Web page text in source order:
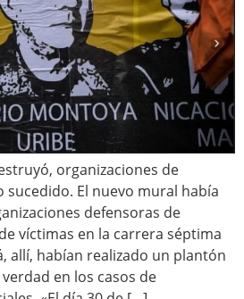
organizaciones de
sucedido. El nuevo mural había
defensoras de
víctimas en la carrera séptima
allí, habían realizado un plantón
en los casos de